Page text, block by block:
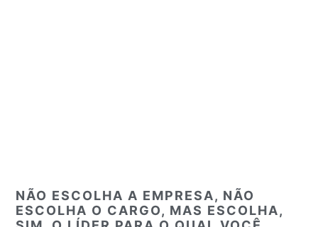
NÃO ESCOLHA A EMPRESA, NÃO
ESCOLHA O CARGO, MAS ESCOLHA,